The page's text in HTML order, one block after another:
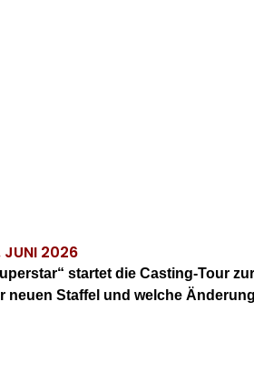
JUNI 2026
startet die Casting-Tour
neuen Staffel und welche